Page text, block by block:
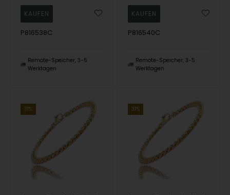
P816538C
Remote-Speicher, 3-5
Werktagen
P816540C
Remote-Speicher, 3-5
Werktagen
31% 31%